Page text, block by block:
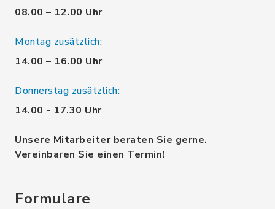
08.00 – 12.00 Uhr
Montag zusätzlich:
14.00 – 16.00 Uhr
Donnerstag zusätzlich:
14.00 - 17.30 Uhr
Unsere Mitarbeiter beraten Sie gerne.
Vereinbaren Sie einen Termin!
Formulare